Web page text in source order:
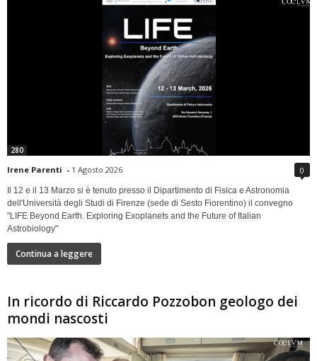
280
Irene Parenti - 1 Agosto 2026 0
Il 12 e il 13 Marzo si è tenuto presso il Dipartimento di Fisica e Astronomia
dell'Università degli Studi di Firenze (sede di Sesto Fiorentino) il convegno
"LIFE Beyond Earth. Exploring Exoplanets and the Future of Italian
Astrobiology"
Continua a leggere
In ricordo di Riccardo Pozzobon geologo dei
mondi nascosti